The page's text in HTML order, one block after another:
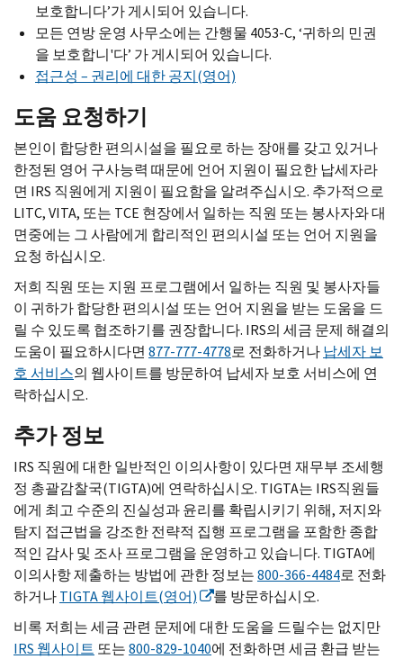
보호합니다’가 게시되어 있습니다.
모든 연방 운영 사무소에는 간행물 4053-C,‘귀하의 민권
을 보호합니'다’ 가 게시되어 있습니다.
접근성 – 권리에 대한 공지(영어)
도움 요청하기
본인이 합당한 편의시설을 필요로 하는 장애를 갖고 있거나
한정된 영어 구사능력 때문에 언어 지원이 필요한 납세자라
면 IRS 직원에게 지원이 필요함을 알려주십시오. 추가적으로
LITC, VITA, 또는 TCE 현장에서 일하는 직원 또는 봉사자와 대
면중에는 그 사람에게 합리적인 편의시설 또는 언어 지원을
요청 하십시오.
저희 직원 또는 지원 프로그램에서 일하는 직원 및 봉사자들
이 귀하가 합당한 편의시설 또는 언어 지원을 받는 도움을 드
릴 수 있도록 협조하기를 권장합니다. IRS의 세금 문제 해결의
도움이 필요하시다면 877-777-4778로 전화하거나납세자 보
호 서비스의 웹사이트를 방문하여 납세자 보호 서비스에 연
락하십시오.
추가 정보
IRS 직원에 대한 일반적인 이의사항이 있다면 재무부 조세행
정 총괄감찰국(TIGTA)에 연락하십시오. TIGTA는 IRS직원들
에게 최고 수준의 진실성과 윤리를 확립시키기 위해, 저지와
탐지 접근법을 강조한 전략적 집행 프로그램을 포함한 종합
적인 감사 및 조사 프로그램을 운영하고 있습니다. TIGTA에
이의사항 제출하는 방법에 관한 정보는800-366-4484로 전화
하거나TIGTA웹사이트(영어)
를 방문하십시오.
비록 저희는 세금 관련 문제에 대한 도움을 드릴수는 없지만
IRS 웹사이트 또는800-829-1040에 전화하면 세금 환급 받는